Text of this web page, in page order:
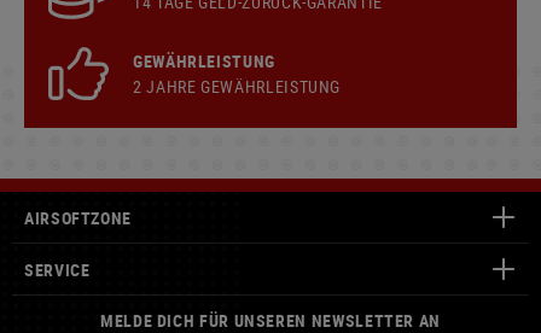
GEWÄHRLEISTUNG
2 JAHRE GEWÄHRLEISTUNG
AIRSOFTZONE
SERVICE
MELDE DICH FÜR UNSEREN NEWSLETTER AN